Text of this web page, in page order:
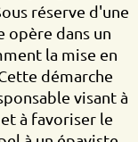
réserve d'une
dans un
la mise en
démarche
visant à
à favoriser le